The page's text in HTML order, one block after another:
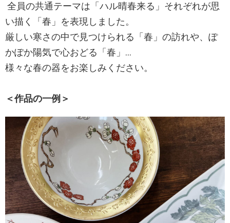
全員の共通テーマは「ハル晴春来る」それぞれが思
い描く「春」を表現しました。
厳しい寒さの中で見つけられる「春」の訪れや、ぽ
かぽか陽気で心おどる「春」…
様々な春の器をお楽しみください。
＜作品の一例＞